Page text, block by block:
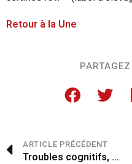
Retour à la Une
ARTICLE PRÉCÉDENT
Troubles cognitifs, maladies respiratoires…